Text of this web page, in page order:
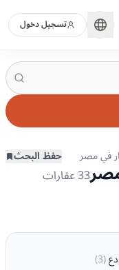
تسجيل دخول
في مصر حفظ البحث
33عقارات
(
3
)